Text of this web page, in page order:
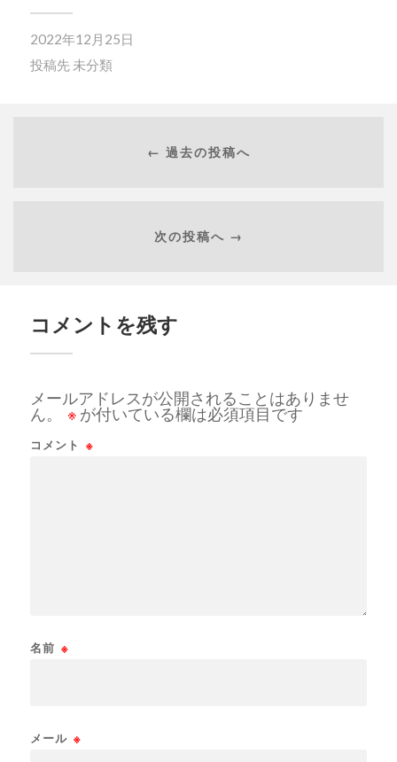
2022年12月25日
投稿先 未分類
← 過去の投稿へ
次の投稿へ →
コメントを残す
メールアドレスが公開されることはありませ
ん。
※ が付いている欄は必須項目です
コメント ※
名前 ※
メール ※